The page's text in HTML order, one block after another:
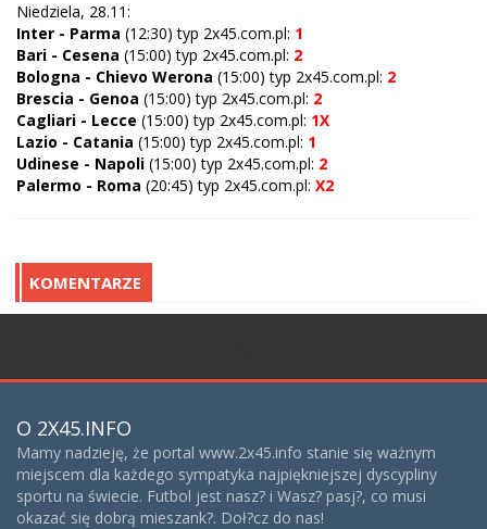
Niedziela, 28.11:
Inter - Parma (12:30) typ 2x45.com.pl: 1
Bari - Cesena (15:00) typ 2x45.com.pl: 2
Bologna - Chievo Werona (15:00) typ 2x45.com.pl: 2
Brescia - Genoa (15:00) typ 2x45.com.pl: 2
Cagliari - Lecce (15:00) typ 2x45.com.pl: 1X
Lazio - Catania (15:00) typ 2x45.com.pl: 1
Udinese - Napoli (15:00) typ 2x45.com.pl: 2
Palermo - Roma (20:45) typ 2x45.com.pl: X2
KOMENTARZE
O 2X45.INFO
Mamy nadzieję, że portal www.2x45.info stanie się ważnym
miejscem dla każdego sympatyka najpiękniejszej dyscypliny
sportu na świecie. Futbol jest nasz? i Wasz? pasj?, co musi
okazać się dobrą mieszank?. Doł?cz do nas!